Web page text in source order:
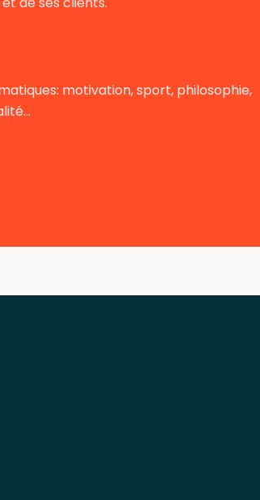
motivation, sport, philosophie,